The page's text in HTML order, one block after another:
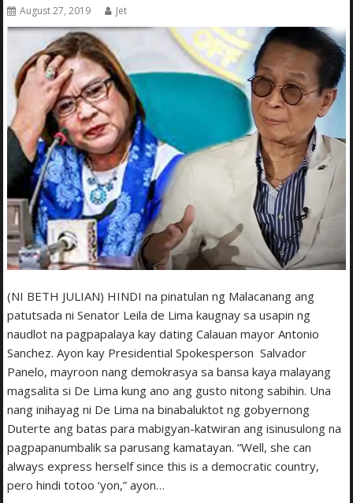
August 27, 2019 Jet
(NI BETH JULIAN) HINDI na pinatulan ng Malacanang ang
patutsada ni Senator Leila de Lima kaugnay sa usapin ng
naudlot na pagpapalaya kay dating Calauan mayor Antonio
Sanchez. Ayon kay Presidential Spokesperson Salvador
Panelo, mayroon nang demokrasya sa bansa kaya malayang
magsalita si De Lima kung ano ang gusto nitong sabihin. Una
nang inihayag ni De Lima na binabaluktot ng gobyernong
Duterte ang batas para mabigyan-katwiran ang isinusulong na
pagpapanumbalik sa parusang kamatayan. “Well, she can
always express herself since this is a democratic country,
pero hindi totoo ‘yon,” ayon…